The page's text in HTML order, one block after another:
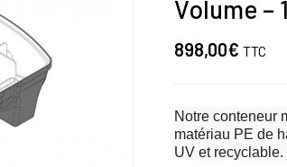
Volume –
898,00€ TTC
Notre conteneur
matériau PE de
UV et recyclable.